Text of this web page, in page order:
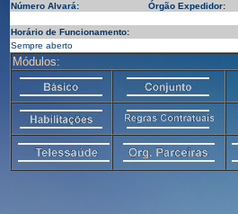
Número Alvará:
Órgão Expedidor:
Horário de Funcionamento:
Sempre aberto
Módulos: